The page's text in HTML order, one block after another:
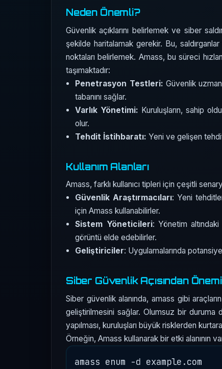
Neden Önemli?
Güvenlik açıklarını belirlemek ve siber
şekilde haritalamak gerekir. Bu,
noktaları belirlemek. Amass, bu süreci
taşımaktadır:
Penetrasyon Testleri: Güvenlik
tabanını sağlar.
Varlık Yönetimi: Kuruluşların, sahip
olur.
Tehdit İstihbaratı: Yeni ve gelişen
Kullanım Alanları
Amass, farklı kullanıcı tipleri için çeşitli
Güvenlik Araştırmacıları: Yeni
için Amass kullanabilirler.
Sistem Yöneticileri: Yönetim
görüntü elde edebilirler.
Geliştiriciler: Uygulamalarında
Siber Güvenlik Açısından Önemi
Siber güvenlik alanında, amass gibi
geliştirilmesini sağlar. Olumsuz bir duruma
yapılması, kuruluşları büyük risklerden
Örneğin, Amass kullanarak bir etki alanının